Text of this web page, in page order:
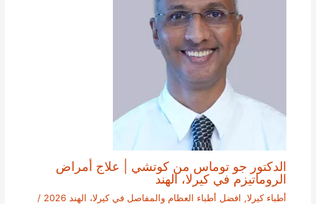
الدكتور جو توماس من كوتشي | علاج أمراض
الروماتيزم في كيرلا، الهند
أطباء كيرلا, افضل أطباء العظام والمفاصل في كيرلا، الهند 2026
/